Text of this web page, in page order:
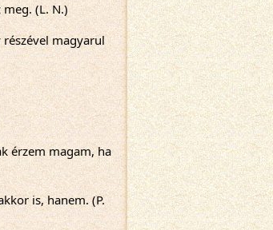
(L. N.)
magyarul
érzem magam, ha
is, hanem. (P.